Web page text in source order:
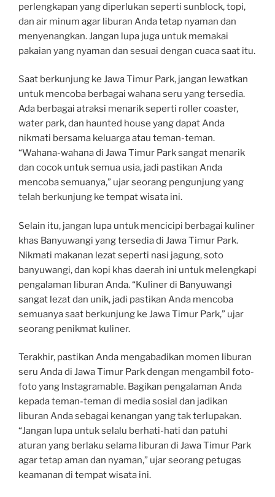
perlengkapan yang diperlukan seperti sunblock, topi,
dan air minum agar liburan Anda tetap nyaman dan
menyenangkan. Jangan lupa juga untuk memakai
pakaian yang nyaman dan sesuai dengan cuaca saat itu.
Saat berkunjung ke Jawa Timur Park, jangan lewatkan
untuk mencoba berbagai wahana seru yang tersedia.
Ada berbagai atraksi menarik seperti roller coaster,
water park, dan haunted house yang dapat Anda
nikmati bersama keluarga atau teman-teman.
“Wahana-wahana di Jawa Timur Park sangat menarik
dan cocok untuk semua usia, jadi pastikan Anda
mencoba semuanya,” ujar seorang pengunjung yang
telah berkunjung ke tempat wisata ini.
Selain itu, jangan lupa untuk mencicipi berbagai kuliner
khas Banyuwangi yang tersedia di Jawa Timur Park.
Nikmati makanan lezat seperti nasi jagung, soto
banyuwangi, dan kopi khas daerah ini untuk melengkapi
pengalaman liburan Anda. “Kuliner di Banyuwangi
sangat lezat dan unik, jadi pastikan Anda mencoba
semuanya saat berkunjung ke Jawa Timur Park,” ujar
seorang penikmat kuliner.
Terakhir, pastikan Anda mengabadikan momen liburan
seru Anda di Jawa Timur Park dengan mengambil foto-
foto yang Instagramable. Bagikan pengalaman Anda
kepada teman-teman di media sosial dan jadikan
liburan Anda sebagai kenangan yang tak terlupakan.
“Jangan lupa untuk selalu berhati-hati dan patuhi
aturan yang berlaku selama liburan di Jawa Timur Park
agar tetap aman dan nyaman,” ujar seorang petugas
keamanan di tempat wisata ini.